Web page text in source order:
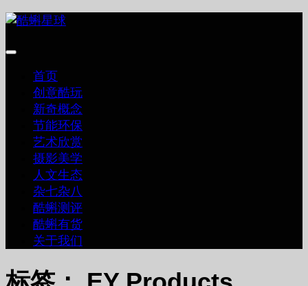
跳
内
首页
创意酷玩
新奇概念
节能环保
艺术欣赏
摄影美学
人文生态
杂七杂八
酷蝌测评
酷蝌有货
关于我们